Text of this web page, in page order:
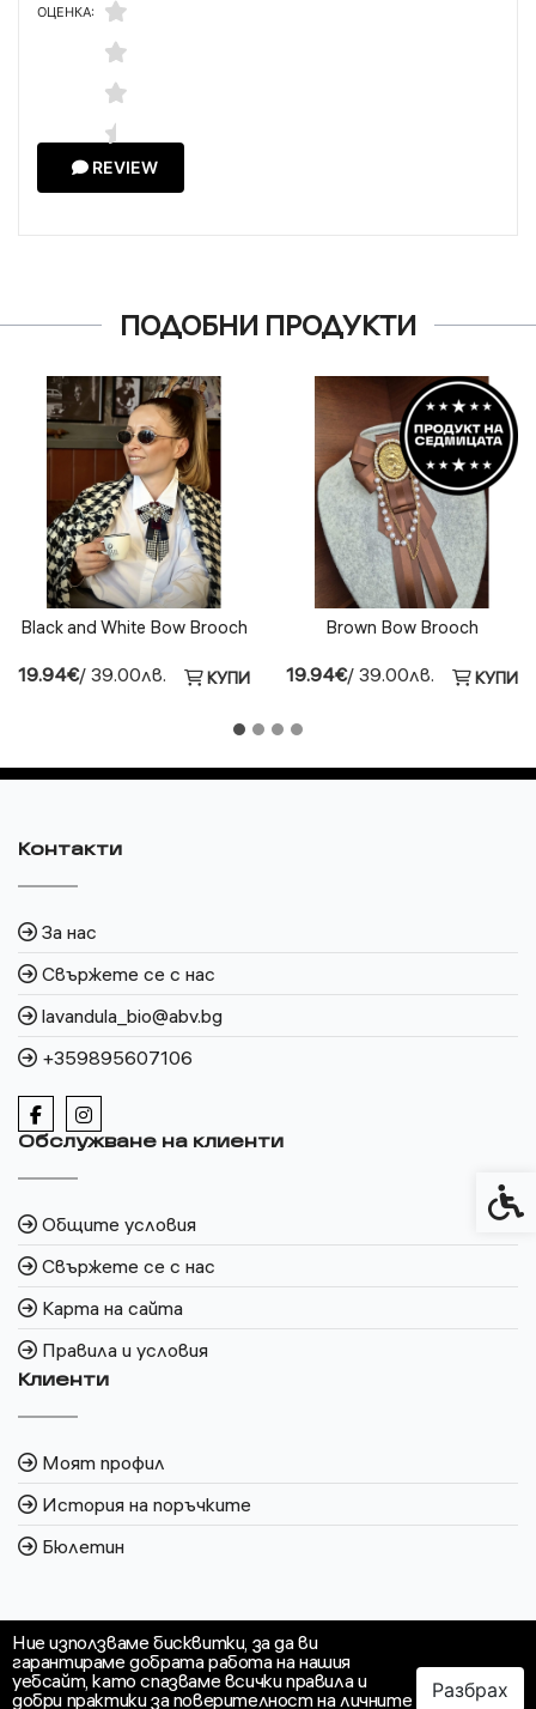
ОЦЕНКА:
REVIEW
ПОДОБНИ ПРОДУКТИ
Black and White Bow Brooch
19.94€/ 39.00лв. КУПИ
Brown Bow Brooch
19.94€/ 39.00лв. КУПИ
Ние използваме бисквитки, за да ви
гарантираме добрата работа на нашия
уебсайт, като спазваме всички правила и
добри практики за поверителност на личните
Разбрах
Контакти
За нас
Свържете се с нас
lavandula_bio@abv.bg
+359895607106
Обслужване на клиенти
Общите условия
Свържете се с нас
Карта на сайта
Правила и условия
Клиенти
Моят профил
История на поръчките
Бюлетин